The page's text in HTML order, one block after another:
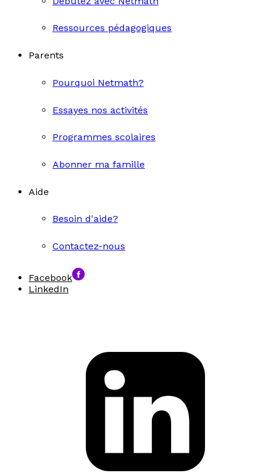
Ressources pédagogiques
Parents
Pourquoi Netmath?
Essayes nos activités
Programmes scolaires
Abonner ma famille
Aide
Besoin d'aide?
Contactez-nous
Facebook
LinkedIn